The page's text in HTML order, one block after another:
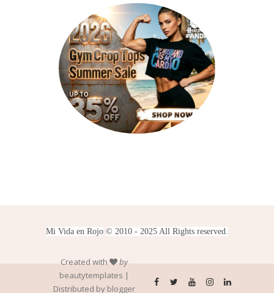
Mi Vida en Rojo © 2010 - 2025 All Rights reserved.
Created with
by
beautytemplates |
Distributed by blogger